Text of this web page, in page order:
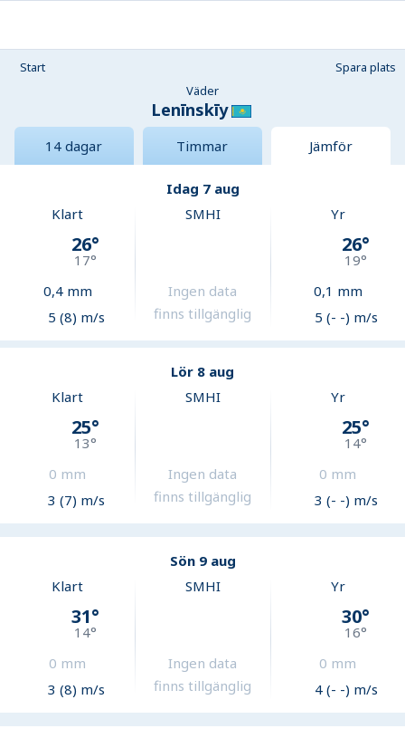
Start
Spara plats
Väder
Lenīnskīy
14 dagar Timmar Jämför
Idag 7 aug
Klart
26°
17°
0,4mm
5 (8) m/s
SMHI
Ingen data
finns tillgänglig
Yr
26°
19°
0,1 mm
5 (- -) m/s
Lör 8 aug
Klart
25°
13°
0 mm
3 (7) m/s
SMHI
Ingen data
finns tillgänglig
Yr
25°
14°
0 mm
3 (- -) m/s
Sön 9 aug
Klart
31°
14°
0 mm
3 (8) m/s
SMHI
Ingen data
finns tillgänglig
Yr
30°
16°
0 mm
4 (- -) m/s